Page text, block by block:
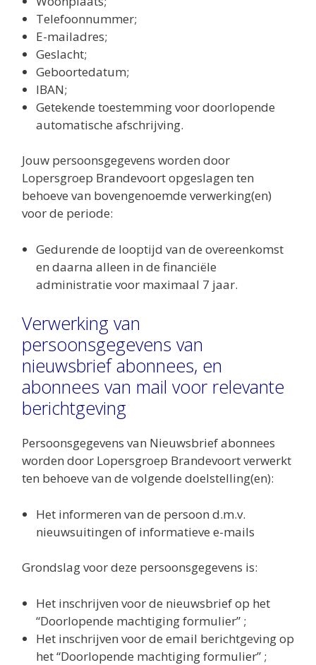
Telefoonnummer;
E-mailadres;
Geslacht;
Geboortedatum;
IBAN;
Getekende toestemming voor doorlopende
automatische afschrijving.
Jouw persoonsgegevens worden door
Lopersgroep Brandevoort opgeslagen ten
behoeve van bovengenoemde verwerking(en)
voor de periode:
Gedurende de looptijd van de overeenkomst
en daarna alleen in de financiële
administratie voor maximaal 7 jaar.
Verwerking van
persoonsgegevens van
nieuwsbrief abonnees, en
abonnees van mail voor relevante
berichtgeving
Persoonsgegevens van Nieuwsbrief abonnees
worden door Lopersgroep Brandevoort verwerkt
ten behoeve van de volgende doelstelling(en):
Het informeren van de persoon d.m.v.
nieuwsuitingen of informatieve e-mails
Grondslag voor deze persoonsgegevens is:
Het inschrijven voor de nieuwsbrief op het
“Doorlopende machtiging formulier” ;
Het inschrijven voor de email berichtgeving op
het “Doorlopende machtiging formulier” ;